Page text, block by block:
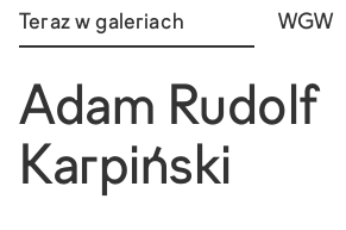
Teraz w galeriach WGW
Adam Rudolf
Karpiński